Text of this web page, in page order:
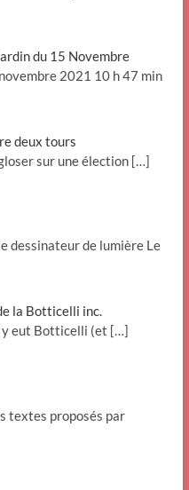
du 15 Novembre
2021 10 h 47 min
deux tours
sur une élection […]
dessinateur de lumière Le
la Botticelli inc.
y eut Botticelli (et […]
textes proposés par